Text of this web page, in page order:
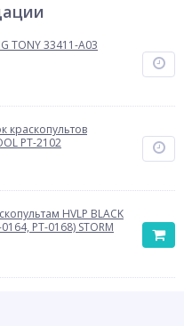
TONY 33411-A03
PT-2102
HVLP BLACK
PT-0168) STORM